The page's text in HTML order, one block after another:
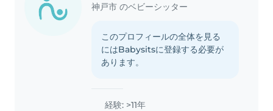
神戸市 のベビーシッター
このプロフィールの全体を見る
にはBabysitsに登録する必要が
あります。
経験: >11年